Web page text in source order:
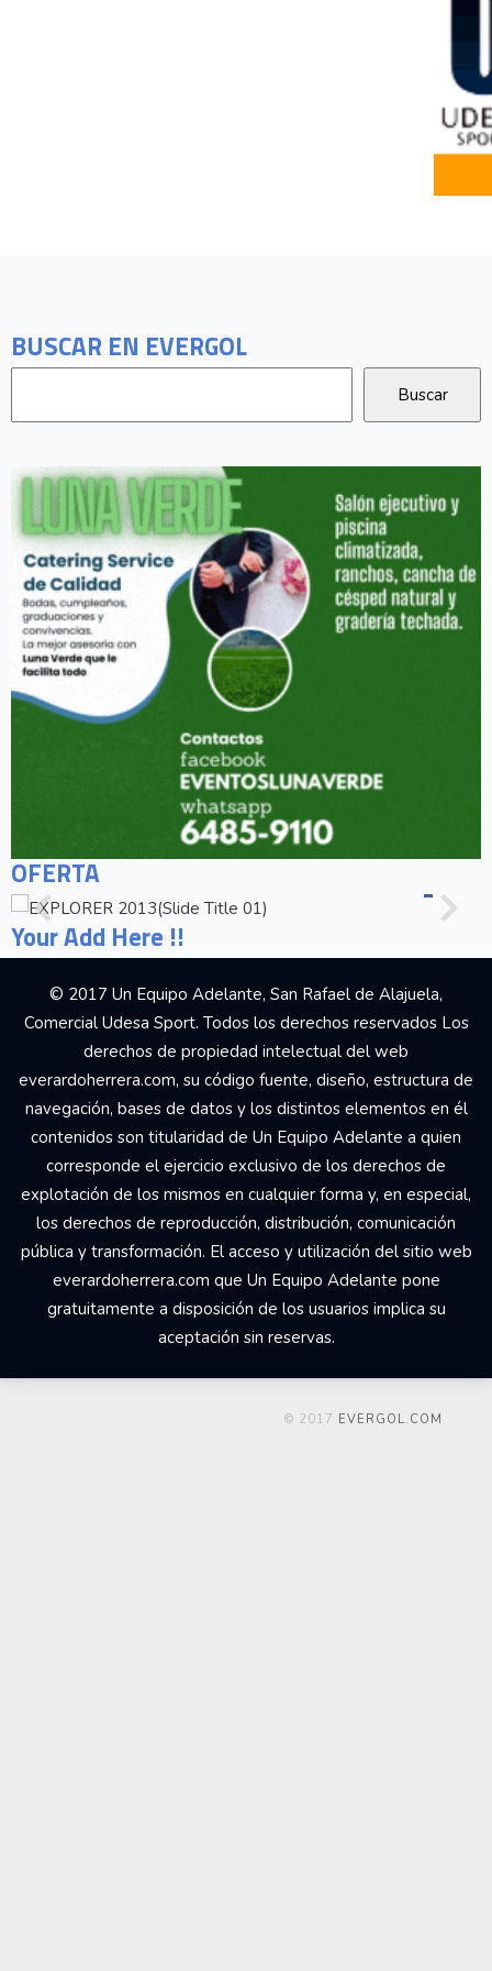
BUSCAR EN EVERGOL
OFERTA
Your Add Here !!
© 2017 Un Equipo Adelante, San Rafael de Alajuela,
Comercial Udesa Sport. Todos los derechos reservados Los
derechos de propiedad intelectual del web
everardoherrera.com, su código fuente, diseño, estructura de
navegación, bases de datos y los distintos elementos en él
contenidos son titularidad de Un Equipo Adelante a quien
corresponde el ejercicio exclusivo de los derechos de
explotación de los mismos en cualquier forma y, en especial,
los derechos de reproducción, distribución, comunicación
pública y transformación. El acceso y utilización del sitio web
everardoherrera.com que Un Equipo Adelante pone
gratuitamente a disposición de los usuarios implica su
aceptación sin reservas.
© 2017 EVERGOL.COM